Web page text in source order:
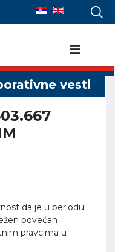
da je u periodu
povećan
pravcima u